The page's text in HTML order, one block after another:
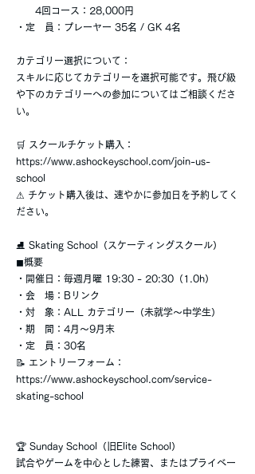
4回コース：28,000円
・定 員：プレーヤー 35名 / GK 4名
カテゴリー選択について：
スキルに応じてカテゴリーを選択可能です。飛び級
や下のカテゴリーへの参加についてはご相談くださ
い。
🛒 スクールチケット購入：
https://www.ashockeyschool.com/join-us-
school
⚠ チケット購入後は、速やかに参加日を予約してく
ださい。
⛸ Skating School（スケーティングスクール）
◼︎概要
・開催日：毎週月曜 19:30 - 20:30（1.0h）
・会 場：Bリンク
・対 象：ALL カテゴリー（未就学〜中学生）
・期 間：4月〜9月末
・定 員：30名
📝 エントリーフォーム：
https://www.ashockeyschool.com/service-
skating-school
🏆 Sunday School（旧Elite School）
試合やゲームを中心とした練習、またはプライベー